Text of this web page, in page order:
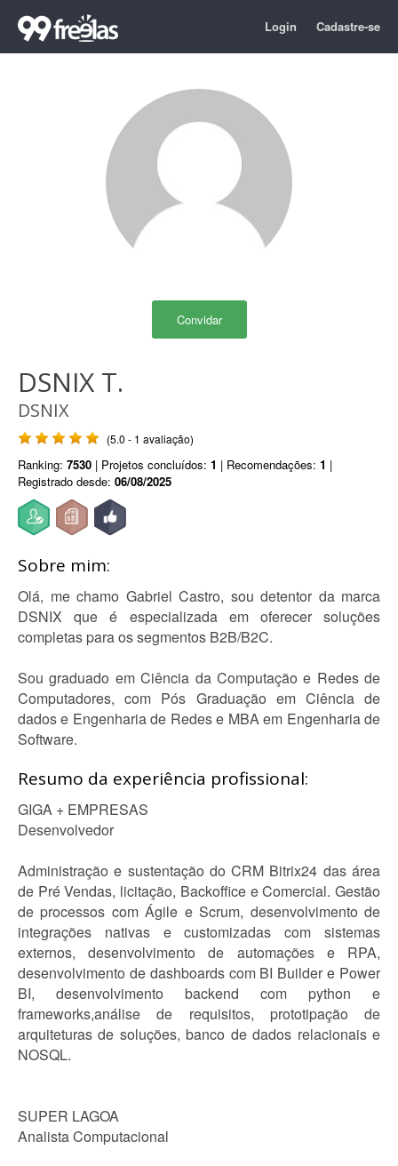
Login Cadastre-se
Convidar
DSNIX T.
DSNIX
(5.0 - 1 avaliação)
Ranking: 7530 | Projetos concluídos: 1 | Recomendações: 1 |
Registrado desde: 06/08/2025
Sobre mim:
Olá, me chamo Gabriel Castro, sou detentor da marca
DSNIX que é especializada em oferecer soluções
completas para os segmentos B2B/B2C.
Sou graduado em Ciência da Computação e Redes de
Computadores, com Pós Graduação em Ciência de
dados e Engenharia de Redes e MBA em Engenharia de
Software.
Resumo da experiência profissional:
GIGA + EMPRESAS
Desenvolvedor
Administração e sustentação do CRM Bitrix24 das área
de Pré Vendas, licitação, Backoffice e Comercial. Gestão
de processos com Ágile e Scrum, desenvolvimento de
integrações nativas e customizadas com sistemas
externos, desenvolvimento de automações e RPA,
desenvolvimento de dashboards com BI Builder e Power
BI, desenvolvimento backend com python e
frameworks,análise de requisitos, prototipação de
arquiteturas de soluções, banco de dados relacionais e
NOSQL.
SUPER LAGOA
Analista Computacional